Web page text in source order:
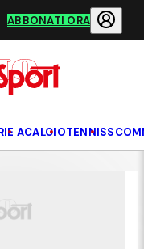
ABBONATI ORA
ACALCIOTENNIS